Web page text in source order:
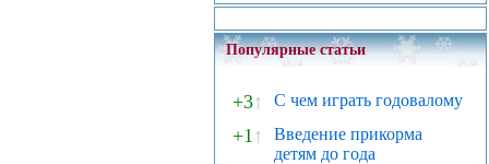
Популярные статьи
+3↑ С чем играть годовалому
+1↑
Введение прикорма
детям до года